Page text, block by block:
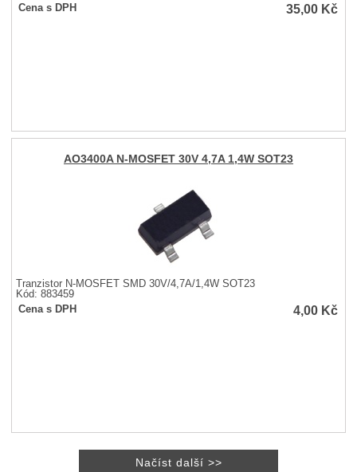
Cena s DPH
35,00 Kč
AO3400A N-MOSFET 30V 4,7A 1,4W SOT23
Tranzistor N-MOSFET SMD 30V/4,7A/1,4W SOT23
Kód: 883459
Cena s DPH
4,00 Kč